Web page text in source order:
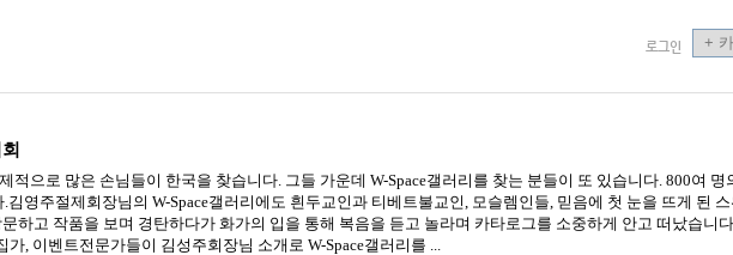
로그인
적으로 많은 손님들이 한국을 찾습니다. 그들 가운데 W-Space갤러리를 찾는 분들이 또 있습니다. 800여 명
.김영주절제회장님의 W-Space갤러리에도 흰두교인과 티베트불교인, 모슬렘인들, 믿음에 첫 눈을 뜨게 된
하고 작품을 보며 경탄하다가 화가의 입을 통해 복음을 듣고 놀라며 카타로그를 소중하게 안고 떠났습니
가, 이벤트전문가들이 김성주회장님 소개로 W-Space갤러리를 ...